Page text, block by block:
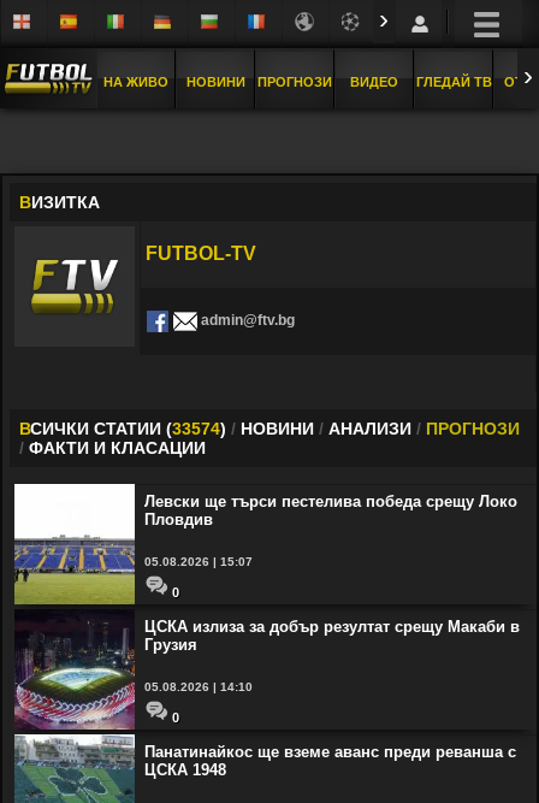
›
НА ЖИВО НОВИНИ ПРОГНОЗИ ВИДЕО ГЛЕДАЙ ТВ ›
ВИЗИТКА
FUTBOL-TV
admin@ftv.bg
ВСИЧКИ СТАТИИ (33574) / НОВИНИ / АНАЛИЗИ / ПРОГНОЗИ
/ ФАКТИ И КЛАСАЦИИ
Левски ще търси пестелива победа срещу Локо
Пловдив
05.08.2026 | 15:07
0
ЦСКА излиза за добър резултат срещу Макаби в
Грузия
05.08.2026 | 14:10
0
Панатинайкос ще вземе аванс преди реванша с
ЦСКА 1948